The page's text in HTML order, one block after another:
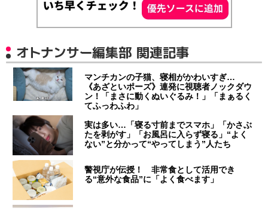
オトナンサー編集部 関連記事
マンチカンの子猫、寝相がかわいすぎ…
《あざといポーズ》連発に視聴者ノックダウ
ン！「まさに動くぬいぐるみ！」「まぁるく
てふっわふわ」
実は多い…「寝る寸前までスマホ」「かさぶ
たを剥がす」「お風呂に入らず寝る」“よく
ない”と分かって“やってしまう”人たち
警視庁が伝授！ 非常食として活用でき
る“意外な食品”に「よく食べます」